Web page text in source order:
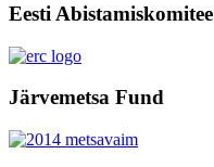
Eesti Abistamiskomitee
Järvemetsa Fund